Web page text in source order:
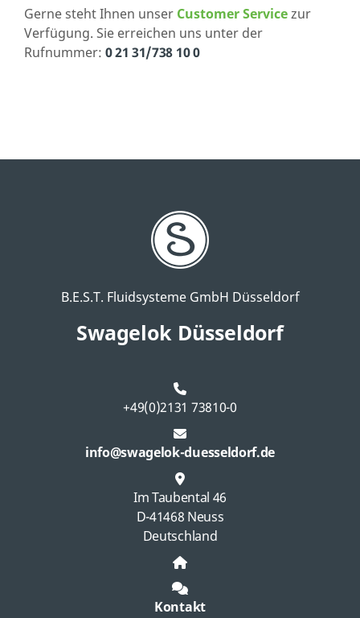
Gerne steht Ihnen unser Customer Servicezur
Verfügung. Sie erreichen uns unter der
Rufnummer: 0 21 31/738 10 0
B.E.S.T. Fluidsysteme GmbH Düsseldorf
Swagelok Düsseldorf
+49(0)2131 73810-0
info@swagelok-duesseldorf.de
Im Taubental 46
D-41468 Neuss
Deutschland
Kontakt